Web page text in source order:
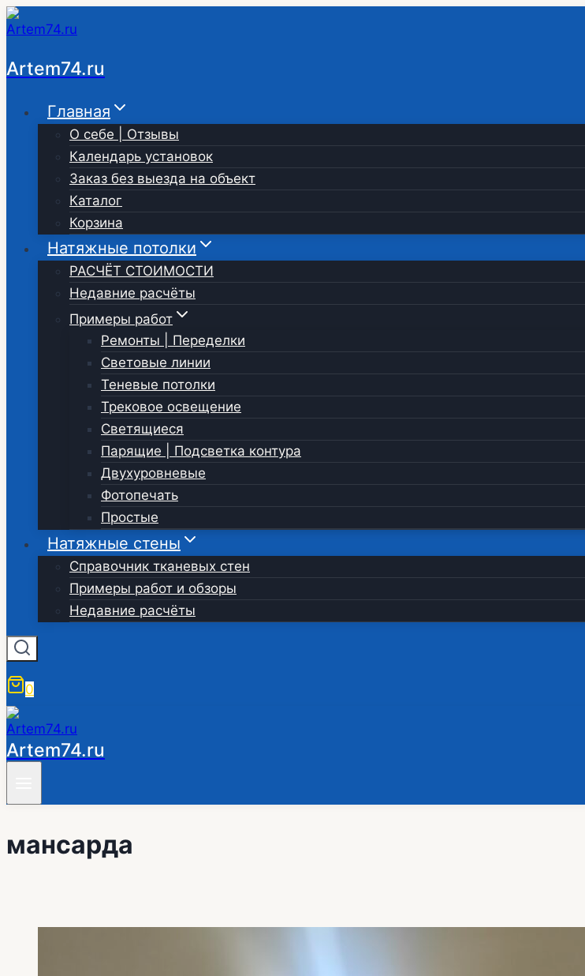
Перейти
к
содержимому
Artem74.ru
Главная
О себе | Отзывы
Календарь установок
Заказ без выезда на объект
Каталог
Корзина
Натяжные потолки
РАСЧЁТ СТОИМОСТИ
Недавние расчёты
Примеры работ
Ремонты | Переделки
Световые линии
Теневые потолки
Трековое освещение
Светящиеся
Парящие | Подсветка контура
Двухуровневые
Фотопечать
Простые
Натяжные стены
Справочник тканевых стен
Примеры работ и обзоры
Недавние расчёты
0
Artem74.ru
мансарда